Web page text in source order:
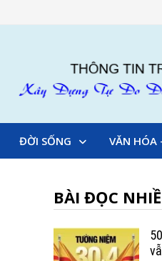
ĐỜI SỐNG VĂN HÓA
BÀI ĐỌC